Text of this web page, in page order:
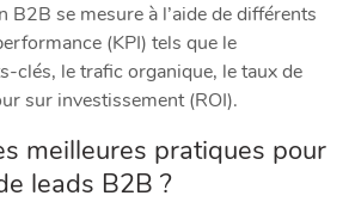
B2B se mesure à l’aide de différents
(KPI) tels que le
clés, le trafic organique, le taux de
sur investissement (ROI).
meilleures pratiques pour
leads B2B ?